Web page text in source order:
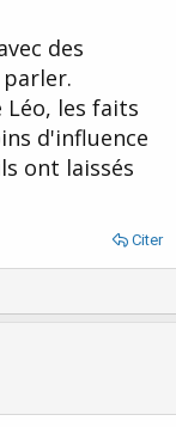
des
Léo, les faits
d'influence
ont laissés
Citer